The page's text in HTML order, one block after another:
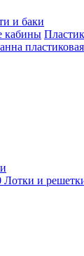
и баки
кабины
Лотки и